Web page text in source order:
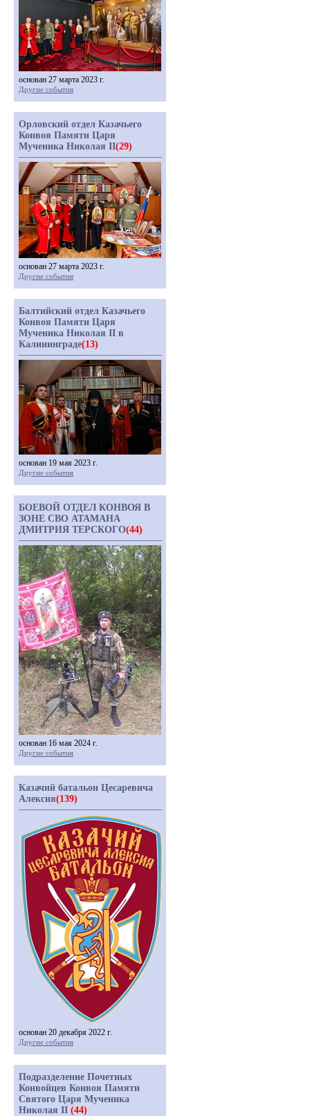
основан 27 марта 2023 г.
Другие события
Орловский отдел Казачьего
Конвоя Памяти Царя
Мученика Николая II(29)
основан 27 марта 2023 г.
Другие события
Балтийский отдел Казачьего
Конвоя Памяти Царя
Мученика Николая II в
Калининграде(13)
основан 19 мая 2023 г.
Другие события
БОЕВОЙ ОТДЕЛ КОНВОЯ В
ЗОНЕ СВО АТАМАНА
ДМИТРИЯ ТЕРСКОГО(44)
основан 16 мая 2024 г.
Другие события
Казачий батальон Цесаревича
Алексия(139)
основан 20 декабря 2022 г.
Другие события
Подразделение Почетных
Конвойцев Конвоя Памяти
Святого Царя Мученика
Николая II (44)